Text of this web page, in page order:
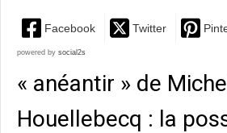
Facebook Twitter
powered by social2s
« anéantir » de
Houellebecq : la